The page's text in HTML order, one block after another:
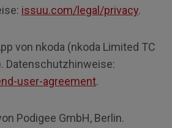
issuu.com/legal/privacy.
von nkoda (nkoda Limited TC
Datenschutzhinweise:
user-agreement.
Podigee GmbH, Berlin.